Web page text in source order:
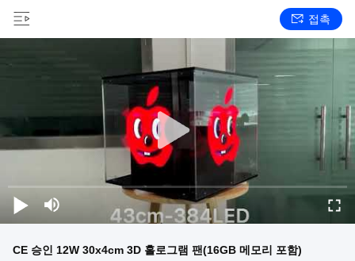
접촉
CE 승인 12W 30x4cm 3D 홀로그램 팬(16GB 메모리 포함)